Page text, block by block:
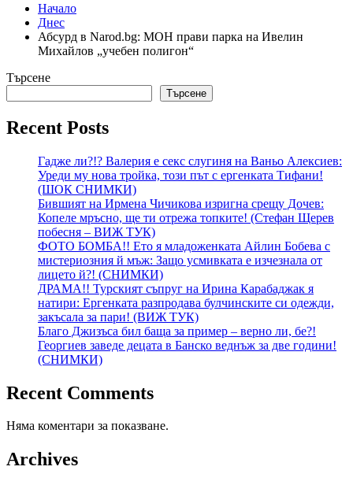
Начало
Днес
Абсурд в Narod.bg: МОН прави парка на Ивелин
Михайлов „учебен полигон“
Търсене
Търсене
Recent Posts
Гадже ли?!? Валерия е секс слугиня на Ваньо Алексиев:
Уреди му нова тройка, този път с ергенката Тифани!
(ШОК СНИМКИ)
Бившият на Ирмена Чичикова изригна срещу Дочев:
Копеле мръсно, ще ти отрежа топките! (Стефан Щерев
побесня – ВИЖ ТУК)
ФОТО БОМБА!! Ето я младоженката Айлин Бобева с
мистериозния й мъж: Защо усмивката е изчезнала от
лицето й?! (СНИМКИ)
ДРАМА!! Турският съпруг на Ирина Карабаджак я
натири: Ергенката разпродава булчинските си одежди,
закъсала за пари! (ВИЖ ТУК)
Благо Джизъса бил баща за пример – верно ли, бе?!
Георгиев заведе децата в Банско веднъж за две години!
(СНИМКИ)
Recent Comments
Няма коментари за показване.
Archives